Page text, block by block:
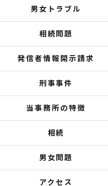
男女トラブル
相続問題
発信者情報開示請求
刑事事件
当事務所の特徴
相続
男女問題
アクセス